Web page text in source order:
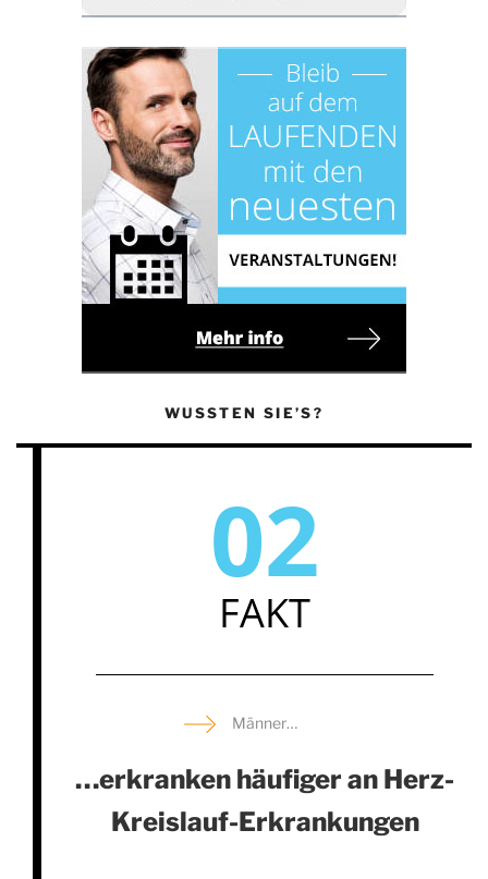
WUSSTEN SIE’S?
02
FAKT
Männer…
…erkranken häufiger an Herz-
Kreislauf-Erkrankungen